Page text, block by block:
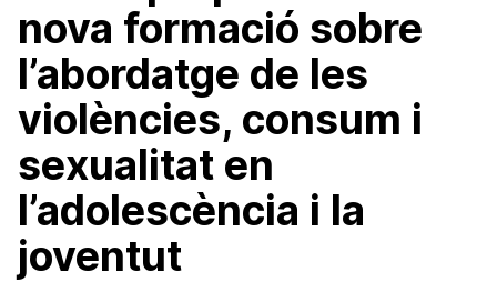
nova formació sobre
l’abordatge de les
violències, consum i
sexualitat en
l’adolescència i la
joventut